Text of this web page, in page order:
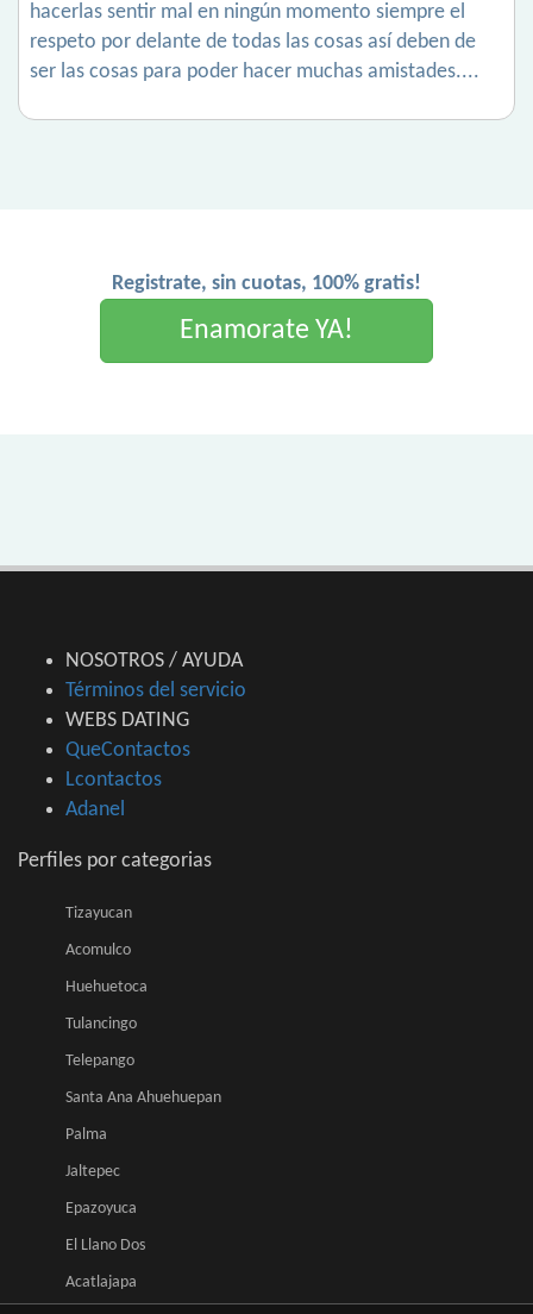
hacerlas sentir mal en ningún momento siempre el
respeto por delante de todas las cosas así deben de
ser las cosas para poder hacer muchas amistades....
Registrate, sin cuotas, 100% gratis!
Enamorate YA!
NOSOTROS / AYUDA
Términos del servicio
WEBS DATING
QueContactos
Lcontactos
Adanel
Perfiles por categorias
Tizayucan
Acomulco
Huehuetoca
Tulancingo
Telepango
Santa Ana Ahuehuepan
Palma
Jaltepec
Epazoyuca
El Llano Dos
Acatlajapa